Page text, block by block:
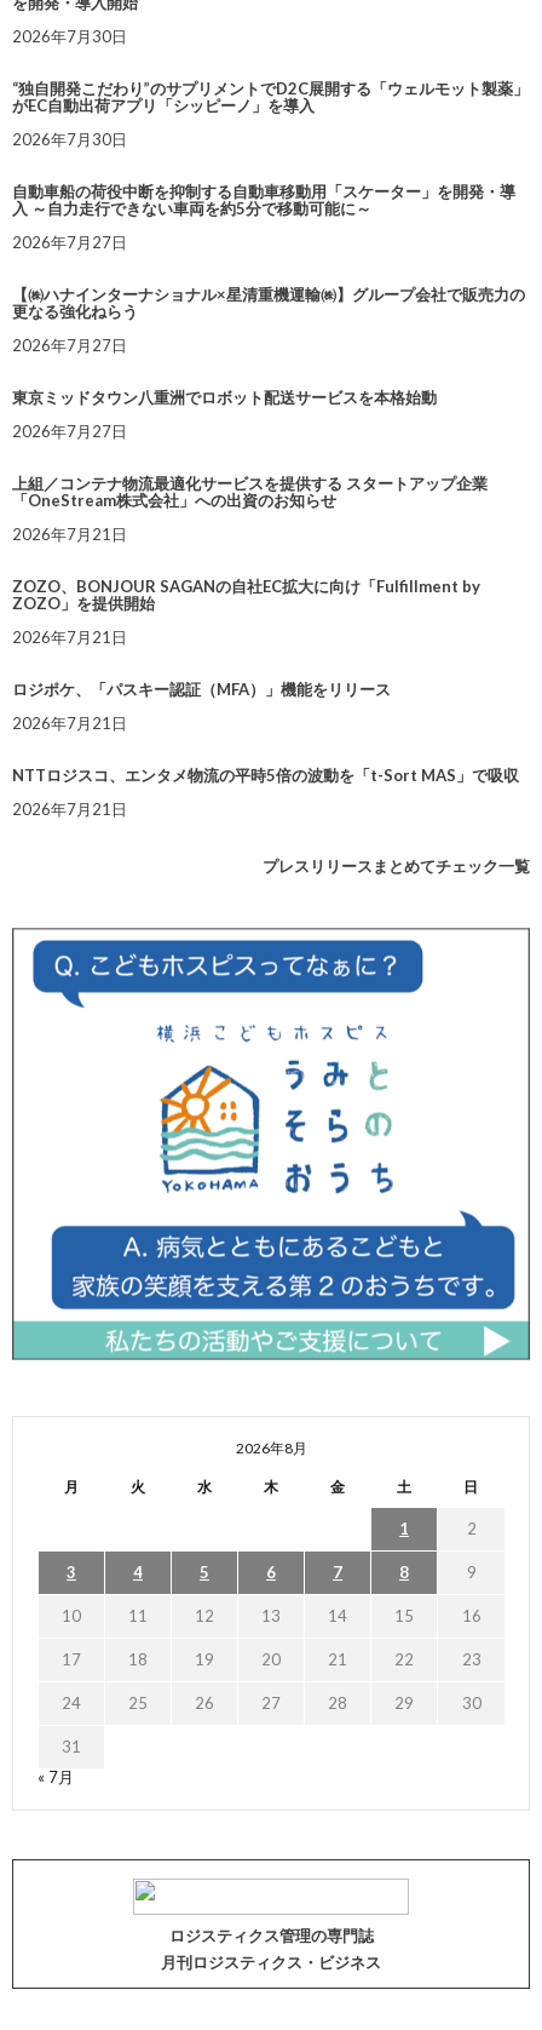
2026年7月30日
“独自開発こだわり”のサプリメントでD2C展開する「ウェルモット製薬」
がEC自動出荷アプリ「シッピーノ」を導入
2026年7月30日
自動車船の荷役中断を抑制する自動車移動用「スケーター」を開発・導
入 ～自力走行できない車両を約5分で移動可能に～
2026年7月27日
【㈱ハナインターナショナル×星清重機運輸㈱】グループ会社で販売力の
更なる強化ねらう
2026年7月27日
東京ミッドタウン八重洲でロボット配送サービスを本格始動
2026年7月27日
上組／コンテナ物流最適化サービスを提供する スタートアップ企業
「OneStream株式会社」への出資のお知らせ
2026年7月21日
ZOZO、BONJOUR SAGANの自社EC拡大に向け「Fulfillment by
ZOZO」を提供開始
2026年7月21日
ロジポケ、「パスキー認証（MFA）」機能をリリース
2026年7月21日
NTTロジスコ、エンタメ物流の平時5倍の波動を「t-Sort MAS」で吸収
2026年7月21日
プレスリリースまとめてチェック一覧
2026年8月
月 火 水 木 金 土 日
1 2
3 4 5 6 7 8 9
10 11 12 13 14 15 16
17 18 19 20 21 22 23
24 25 26 27 28 29 30
31
« 7月
ロジスティクス管理の専門誌
月刊ロジスティクス・ビジネス